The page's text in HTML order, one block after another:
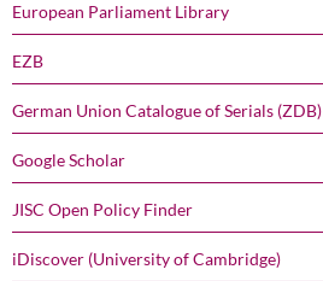
European Parliament Library
EZB
German Union Catalogue of Serials (ZDB)
Google Scholar
JISC Open Policy Finder
iDiscover (University of Cambridge)